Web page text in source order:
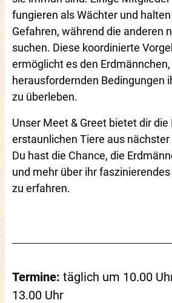
fungieren als Wächter und
Gefahren, während die anderen
suchen. Diese koordinierte
ermöglicht es den
herausfordernden Bedingungen
zu überleben.
Unser Meet & Greet bietet dir
erstaunlichen Tiere aus
Du hast die Chance, die
und mehr über ihr
zu erfahren.
Termine: täglich um 10.00
13.00 Uhr